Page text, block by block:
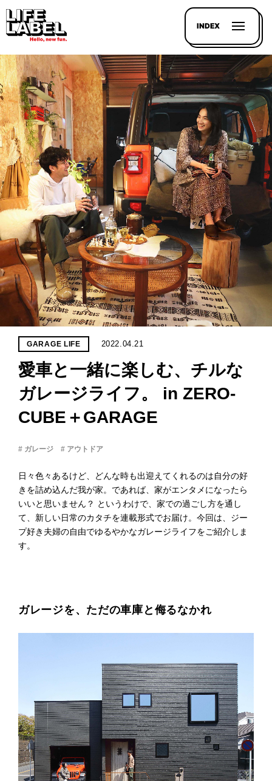
INDEX
記事を
探す
LL
HOUSE
LINE-
UP
PROJECT
WHAT’S
LIFE
LABEL
ライフレー
つい
会社概
要
企業の
方へ
お問い
報
GARAGE LIFE 2022.04.21
愛車と一緒に楽しむ、チルな
ガレージライフ。 in ZERO-
CUBE＋GARAGE
# ガレージ # アウトドア
日々色々あるけど、どんな時も出迎えてくれるのは自分の好
きを詰め込んだ我が家。であれば、家がエンタメになったら
いいと思いません？ というわけで、家での過ごし方を通し
て、新しい日常のカタチを連載形式でお届け。今回は、ジー
プ好き夫婦の自由でゆるやかなガレージライフをご紹介しま
す。
ガレージを、ただの車庫と侮るなかれ